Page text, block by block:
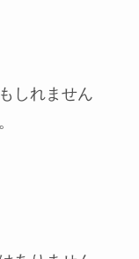
しれません